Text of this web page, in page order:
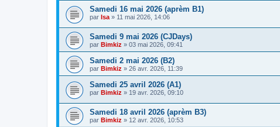
Samedi 16 mai 2026 (aprèm B1)
par Isa » 11 mai 2026, 14:06
Samedi 9 mai 2026 (CJDays)
par Bimkiz » 03 mai 2026, 09:41
Samedi 2 mai 2026 (B2)
par Bimkiz » 26 avr. 2026, 11:39
Samedi 25 avril 2026 (A1)
par Bimkiz » 19 avr. 2026, 09:10
Samedi 18 avril 2026 (aprèm B3)
par Bimkiz » 12 avr. 2026, 10:53